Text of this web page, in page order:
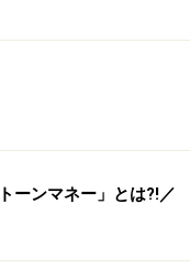
ーンマネー」とは?!／